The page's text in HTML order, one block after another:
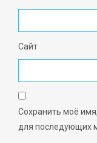
Сайт
Сохранить моё
для последующих